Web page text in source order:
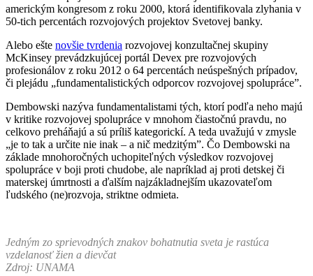
americkým kongresom z roku 2000, ktorá identifikovala zlyhania v
50-tich percentách rozvojových projektov Svetovej banky.
Alebo ešte novšie tvrdenia rozvojovej konzultačnej skupiny
McKinsey prevádzkujúcej portál Devex pre rozvojových
profesionálov z roku 2012 o 64 percentách neúspešných prípadov,
či plejádu „fundamentalistických odporcov rozvojovej spolupráce”.
Dembowski nazýva fundamentalistami tých, ktorí podľa neho majú
v kritike rozvojovej spolupráce v mnohom čiastočnú pravdu, no
celkovo preháňajú a sú príliš kategorickí. A teda uvažujú v zmysle
„je to tak a určite nie inak – a nič medzitým”. Čo Dembowski na
základe mnohoročných uchopiteľných výsledkov rozvojovej
spolupráce v boji proti chudobe, ale napríklad aj proti detskej či
materskej úmrtnosti a ďalším najzákladnejším ukazovateľom
ľudského (ne)rozvoja, striktne odmieta.
Jedným zo sprievodných znakov bohatnutia sveta je rastúca
vzdelanosť žien a dievčat
Zdroj: UNAMA